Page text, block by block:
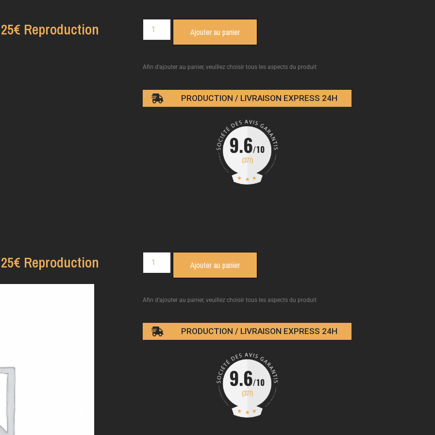
25€ Reproduction Ajouter au panier
Afin d’ajouter au panier, veuillez choisir tous les aspects du produit
PRODUCTION / LIVRAISON EXPRESS 24H
25€ Reproduction Ajouter au panier
Afin d’ajouter au panier, veuillez choisir tous les aspects du produit
PRODUCTION / LIVRAISON EXPRESS 24H